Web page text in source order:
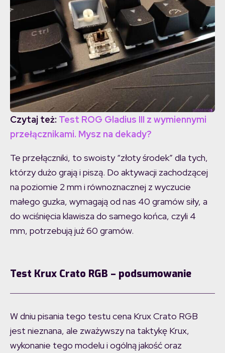
Czytaj też: Test ROG Gladius III z wymiennymi
przełącznikami. Mysz na dekady?
Te przełączniki, to swoisty “złoty środek” dla tych,
którzy dużo grają i piszą. Do aktywacji zachodzącej
na poziomie 2 mm i równoznacznej z wyczucie
małego guzka, wymagają od nas 40 gramów siły, a
do wciśnięcia klawisza do samego końca, czyli 4
mm, potrzebują już 60 gramów.
Test Krux Crato RGB – podsumowanie
W dniu pisania tego testu cena Krux Crato RGB
jest nieznana, ale zważywszy na taktykę Krux,
wykonanie tego modelu i ogólną jakość oraz